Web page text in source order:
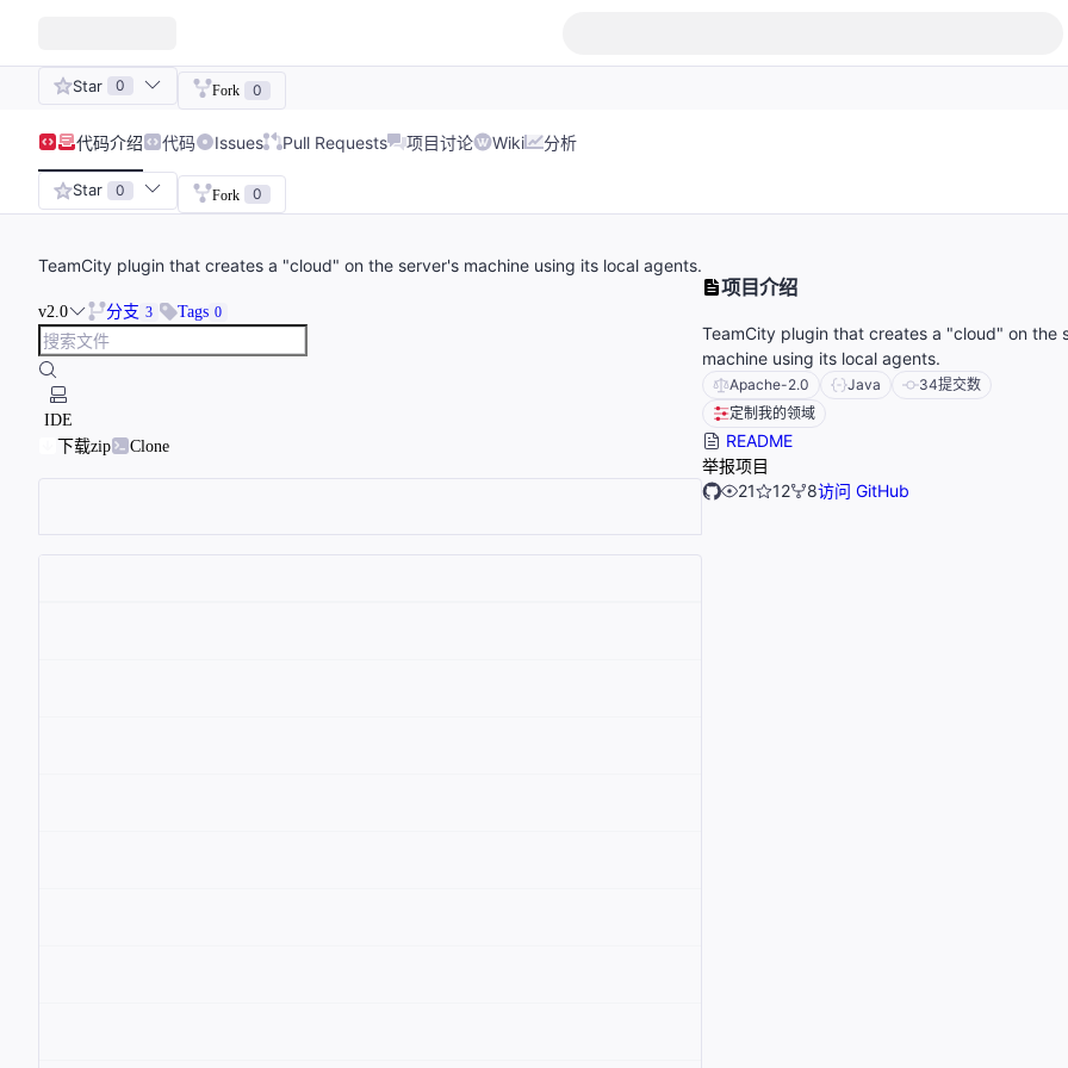
Star 0 Fork 0
代码介绍 代码 Issues Pull Requests 项目讨论 Wiki 分析
Star 0 Fork 0
TeamCity plugin that creates a "cloud" on the server's machine using its local agents.
v2.0 分支 3 Tags 0
IDE
下载zip
Clone
项目介绍
TeamCity plugin that creates a "cloud" on the
machine using its local agents.
Apache-2.0 Java 34提交数
定制我的领域
README
举报项目
21
12 8访问 GitHub